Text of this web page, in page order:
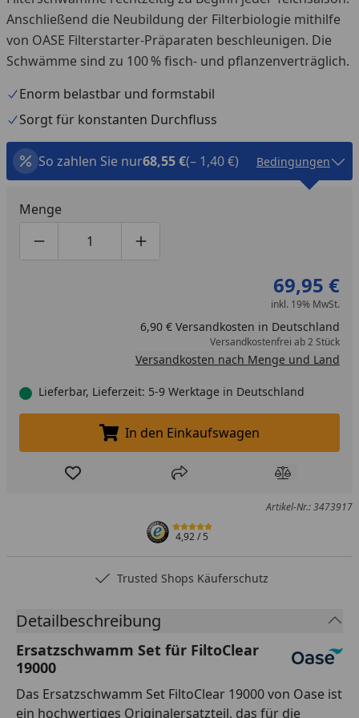
Anschließend die Neubildung der Filterbiologie mithilfe
von OASE Filterstarter-Präparaten beschleunigen. Die
Schwämme sind zu 100 % fisch- und pflanzenverträglich.
Enorm belastbar und formstabil
Sorgt für konstanten Durchfluss
So zahlen Sie nur68,55 €(– 1,40 €) Bedingungen
Menge
Produktmenge um eins verringern
Produktmenge manuell eingeben
Produktmenge um eins erhöhen
69,95 €
inkl. 19% MwSt.
6,90 € Versandkosten in Deutschland
Versandkostenfrei ab 2 Stück
Versandkosten nach Menge und Land
Lieferbar, Lieferzeit: 5-9 Werktage in Deutschland
In den Einkaufswagen legen
In den Einkaufswagen
Produkt zur Wunschliste hinzufügen
Teilen Produkt
Artikel-Nr.: 3473917
4,92/ 5
Trusted Shops Käuferschutz
Detailbeschreibung
Ersatzschwamm Set für FiltoClear
19000
Das Ersatzschwamm Set FiltoClear 19000 von Oase ist
ein hochwertiges Originalersatzteil, das für die